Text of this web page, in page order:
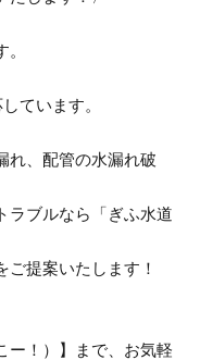
ています。
れ、配管の水漏れ破
ラブルなら「ぎふ水道
提案いたします！
ー！）】まで、お気軽